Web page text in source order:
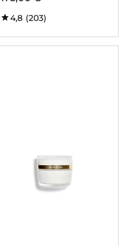
4,8 (203)